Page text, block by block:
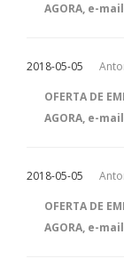
AGORA, e-
2018-05-05
OFERTA DE
AGORA, e-
2018-05-05
OFERTA DE
AGORA, e-